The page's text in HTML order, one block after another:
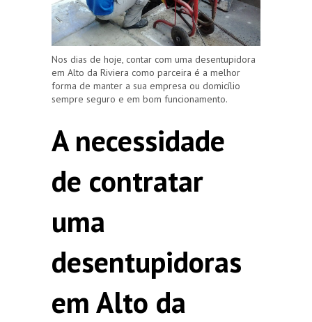
Nos dias de hoje, contar com uma desentupidora
em Alto da Riviera como parceira é a melhor
forma de manter a sua empresa ou domicílio
sempre seguro e em bom funcionamento.
A necessidade
de contratar
uma
desentupidoras
em Alto da